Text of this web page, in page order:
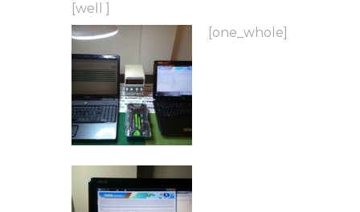
[well ]
[one_whole]